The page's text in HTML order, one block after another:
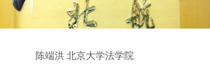
陈端洪 北京大学法学院